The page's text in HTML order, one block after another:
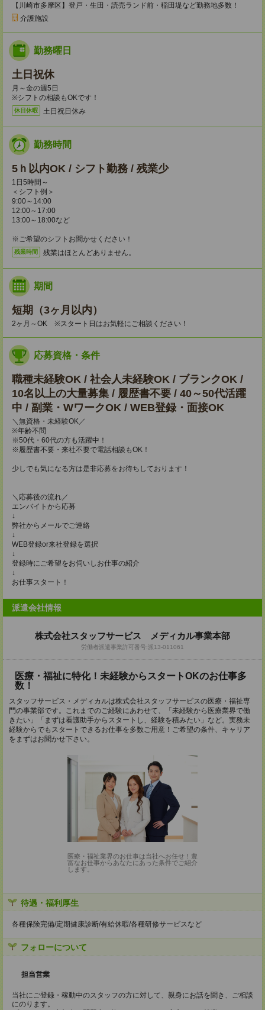
【川崎市多摩区】登戸・生田・読売ランド前・稲田堤など勤務地多数！
介護施設
勤務曜日
土日祝休
月～金の週5日
※シフトの相談もOKです！
休日休暇 土日祝日休み
勤務時間
5ｈ以内OK / シフト勤務 / 残業少
1日5時間～
＜シフト例＞
9:00～14:00
12:00～17:00
13:00～18:00など
※ご希望のシフトお聞かせください！
残業時間 残業はほとんどありません。
期間
短期（3ヶ月以内）
2ヶ月～OK ※スタート日はお気軽にご相談ください！
応募資格・条件
職種未経験OK / 社会人未経験OK / ブランクOK /
10名以上の大量募集 / 履歴書不要 / 40～50代活躍
中 / 副業・WワークOK / WEB登録・面接OK
＼無資格・未経験OK／
※年齢不問
※50代・60代の方も活躍中！
※履歴書不要・来社不要で電話相談もOK！
少しでも気になる方は是非応募をお待ちしております！
＼応募後の流れ／
エンバイトから応募
↓
弊社からメールでご連絡
↓
WEB登録or来社登録を選択
↓
登録時にご希望をお伺いしお仕事の紹介
↓
お仕事スタート！
派遣会社情報
株式会社スタッフサービス メディカル事業本部
労働者派遣事業許可番号:派13-011061
医療・福祉に特化！未経験からスタートOKのお仕事多
数！
スタッフサービス・メディカルは株式会社スタッフサービスの医療・福祉専
門の事業部です。これまでのご経験にあわせて、「未経験から医療業界で働
きたい」「まずは看護助手からスタートし、経験を積みたい」など。実務未
経験からでもスタートできるお仕事を多数ご用意！ご希望の条件、キャリア
をまずはお聞かせ下さい。
医療・福祉業界のお仕事は当社へお任せ！豊
富なお仕事からあなたにあった条件でご紹介
します。
待遇・福利厚生
各種保険完備/定期健康診断/有給休暇/各種研修サービスなど
フォローについて
担当営業
当社にご登録・稼動中のスタッフの方に対して、親身にお話を聞き、ご相談
にのります。